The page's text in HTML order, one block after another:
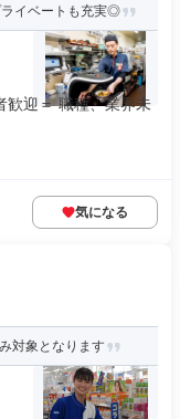
ライベートも充実◎
歓迎＝ 職種、業界未
気になる
対象となります